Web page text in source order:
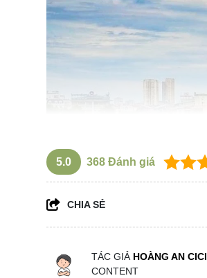
5.0 368 Đánh giá
CHIA SẺ
TÁC GIẢ HOÀNG AN CICI
CONTENT